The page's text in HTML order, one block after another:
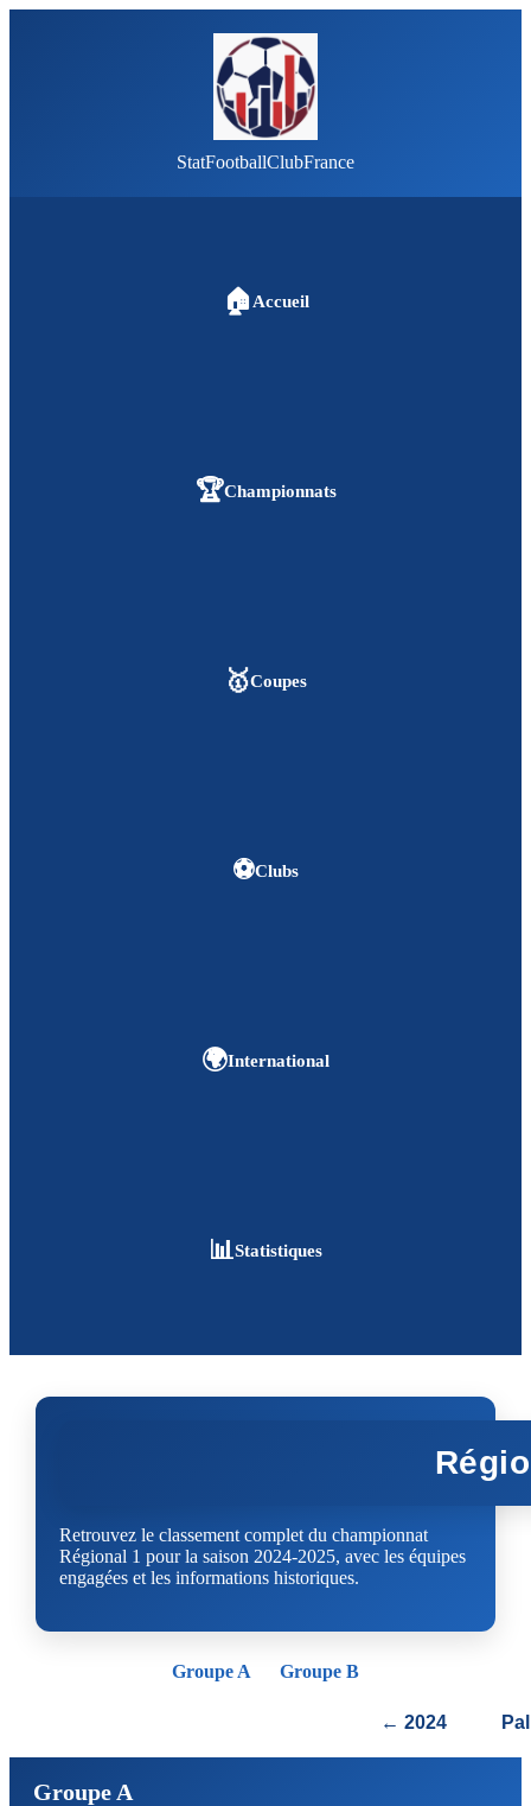
StatFootballClubFrance
🏠 Accueil
🏆Championnats
🥇Coupes
⚽Clubs
🌍International
📊Statistiques
Retrouvez le classement complet du championnat
Régional 1 pour la saison 2024-2025, avec les équipes
engagées et les informations historiques.
Groupe A Groupe B
← 2024
Groupe A